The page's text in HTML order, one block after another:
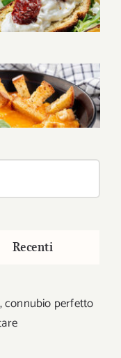
Recenti
connubio perfetto